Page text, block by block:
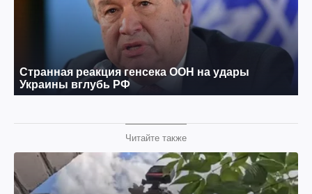
Читайте также